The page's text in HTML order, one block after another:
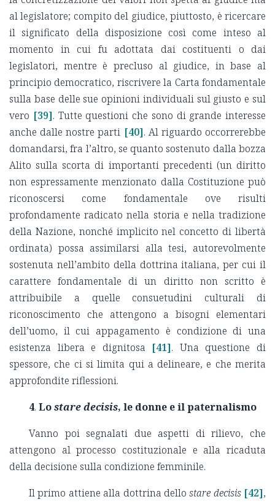
al legislatore; compito del giudice, piuttosto, è ricercare
il significato della disposizione così come inteso al
momento in cui fu adottata dai costituenti o dai
legislatori, mentre è precluso al giudice, in base al
principio democratico, riscrivere la Carta fondamentale
sulla base delle sue opinioni individuali sul giusto e sul
vero [39]. Tutte questioni che sono di grande interesse
anche dalle nostre parti [40]. Al riguardo occorrerebbe
domandarsi, fra l’altro, se quanto sostenuto dalla bozza
Alito sulla scorta di importanti precedenti (un diritto
non espressamente menzionato dalla Costituzione può
riconoscersi come fondamentale ove risulti
profondamente radicato nella storia e nella tradizione
della Nazione, nonché implicito nel concetto di libertà
ordinata) possa assimilarsi alla tesi, autorevolmente
sostenuta nell’ambito della dottrina italiana, per cui il
carattere fondamentale di un diritto non scritto è
attribuibile a quelle consuetudini culturali di
riconoscimento che attengono a bisogni elementari
dell’uomo, il cui appagamento è condizione di una
esistenza libera e dignitosa [41]. Una questione di
spessore, che ci si limita qui a delineare, e che merita
approfondite riflessioni.
4. Lostare decisis, le donne e il paternalismo
Vanno poi segnalati due aspetti di rilievo, che
attengono al processo costituzionale e alla ricaduta
della decisione sulla condizione femminile.
Il primo attiene alla dottrina dellostare decisis [42],